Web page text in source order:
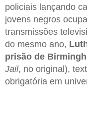
policiais lançando
jovens negros
transmissões
do mesmo ano,
prisão de
Jail, no original),
obrigatória em